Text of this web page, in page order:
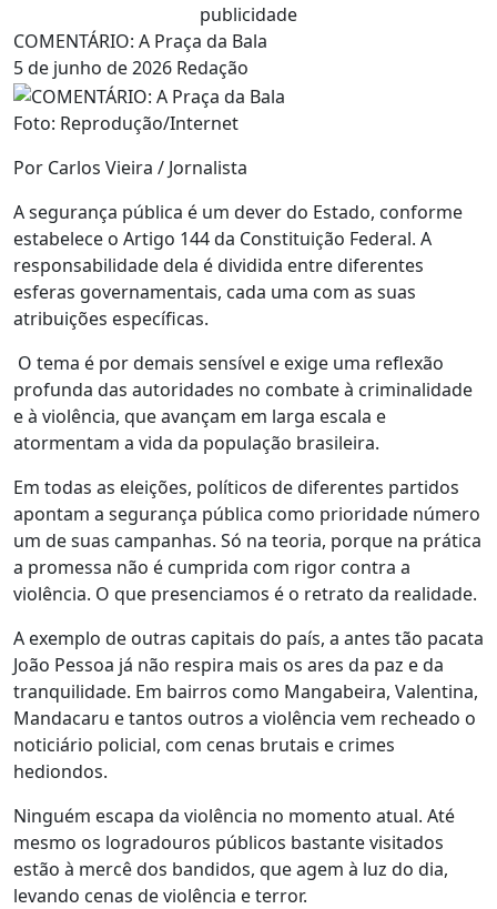
publicidade
COMENTÁRIO: A Praça da Bala
5 de junho de 2026 Redação
Foto: Reprodução/Internet
Por Carlos Vieira / Jornalista
A segurança pública é um dever do Estado, conforme
estabelece o Artigo 144 da Constituição Federal. A
responsabilidade dela é dividida entre diferentes
esferas governamentais, cada uma com as suas
atribuições específicas.
O tema é por demais sensível e exige uma reflexão
profunda das autoridades no combate à criminalidade
e à violência, que avançam em larga escala e
atormentam a vida da população brasileira.
Em todas as eleições, políticos de diferentes partidos
apontam a segurança pública como prioridade número
um de suas campanhas. Só na teoria, porque na prática
a promessa não é cumprida com rigor contra a
violência. O que presenciamos é o retrato da realidade.
A exemplo de outras capitais do país, a antes tão pacata
João Pessoa já não respira mais os ares da paz e da
tranquilidade. Em bairros como Mangabeira, Valentina,
Mandacaru e tantos outros a violência vem recheado o
noticiário policial, com cenas brutais e crimes
hediondos.
Ninguém escapa da violência no momento atual. Até
mesmo os logradouros públicos bastante visitados
estão à mercê dos bandidos, que agem à luz do dia,
levando cenas de violência e terror.